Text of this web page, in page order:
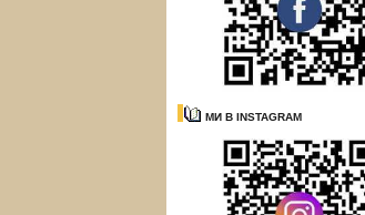
МИ В INSTAGRAM